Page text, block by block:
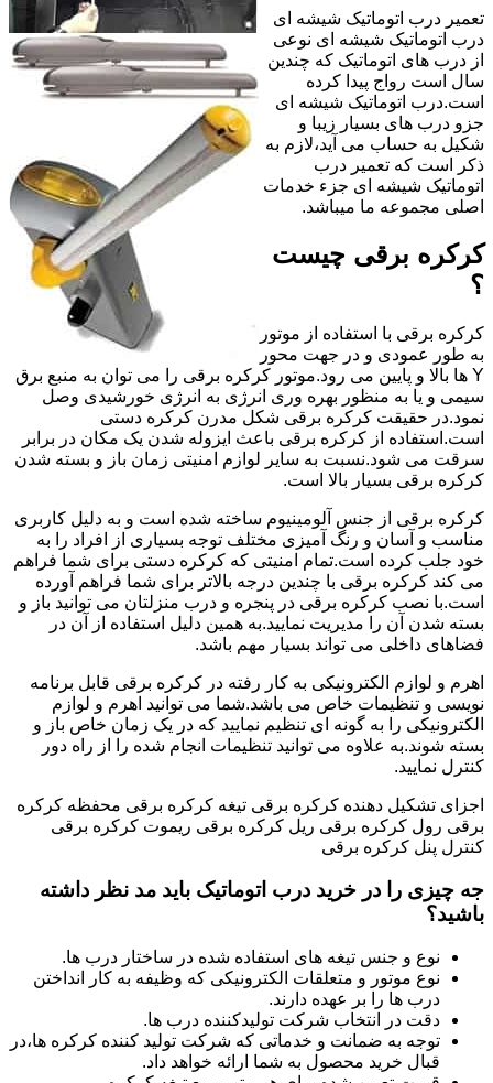
تعمیر درب اتوماتیک شیشه ای
درب اتوماتیک شیشه ای نوعی
از درب های اتوماتیک که چندین
سال است رواج پیدا کرده
است.درب اتوماتیک شیشه ای
جزو درب های بسیار زیبا و
شکیل به حساب می آید،لازم به
ذکر است که تعمیر درب
اتوماتیک شیشه ای جزء خدمات
اصلی مجموعه ما میباشد.
کرکره برقی چیست
؟
کرکره برقی با استفاده از موتور
به طور عمودی و در جهت محور
Y ها بالا و پایین می رود.موتور کرکره برقی را می توان به منبع برق
سیمی و یا به منظور بهره وری انرژی به انرژی خورشیدی وصل
نمود.در حقیقت کرکره برقی شکل مدرن کرکره دستی
است.استفاده از کرکره برقی باعث ایزوله شدن یک مکان در برابر
سرقت می شود.نسبت به سایر لوازم امنیتی زمان باز و بسته شدن
کرکره برقی بسیار بالا است.
کرکره برقی از جنس آلومینیوم ساخته شده است و به دلیل کاربری
مناسب و آسان و رنگ آمیزی مختلف توجه بسیاری از افراد را به
خود جلب کرده است.تمام امنیتی که کرکره دستی برای شما فراهم
می کند کرکره برقی با چندین درجه بالاتر برای شما فراهم آورده
است.با نصب کرکره برقی در پنجره و درب منزلتان می توانید باز و
بسته شدن آن را مدیریت نمایید.به همین دلیل استفاده از آن در
فضاهای داخلی می تواند بسیار مهم باشد.
اهرم و لوازم الکترونیکی به کار رفته در کرکره برقی قابل برنامه
نویسی و تنظیمات خاص می باشد.شما می توانید اهرم و لوازم
الکترونیکی را به گونه ای تنظیم نمایید که در یک زمان خاص باز و
بسته شوند.به علاوه می توانید تنظیمات انجام شده را از راه دور
کنترل نمایید.
اجزای تشکیل دهنده کرکره برقی تیغه کرکره برقی محفظه کرکره
برقی رول کرکره برقی ریل کرکره برقی ریموت کرکره برقی
کنترل پنل کرکره برقی
جه چیزی را در خرید درب اتوماتیک باید مد نظر داشته
باشید؟
نوع و جنس تیغه های استفاده شده در ساختار درب ها.
نوع موتور و متعلقات الکترونیکی که وظیفه به کار انداختن
درب ها را بر عهده دارند.
دقت در انتخاب شرکت تولیدکننده درب ها.
توجه به ضمانت و خدماتی که شرکت تولید کننده کرکره ها،در
قبال خرید محصول به شما ارائه خواهد داد.